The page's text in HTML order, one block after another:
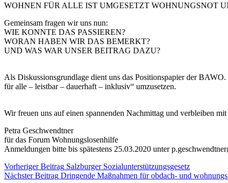
WOHNEN FÜR ALLE IST UMGESETZT WOHNUNGSNOT
Gemeinsam fragen wir uns nun:
WIE KONNTE DAS PASSIEREN?
WORAN HABEN WIR DAS BEMERKT?
UND WAS WAR UNSER BEITRAG DAZU?
Als Diskussionsgrundlage dient uns das Positionspapier der
für alle – leistbar – dauerhaft – inklusiv“ umzusetzen.
Wir freuen uns auf einen spannenden Nachmittag und verbleiben mit
Petra Geschwendtner
für das Forum Wohnungslosenhilfe
Anmeldungen bitte bis spätestens 25.03.2020 unter
Kategorie:
Blog
Beitragsnavigation
Vorheriger Beitrag Salzburger Sozialunterstützungsgesetz
Nächster Beitrag Dringende Maßnahmen für obdach- und